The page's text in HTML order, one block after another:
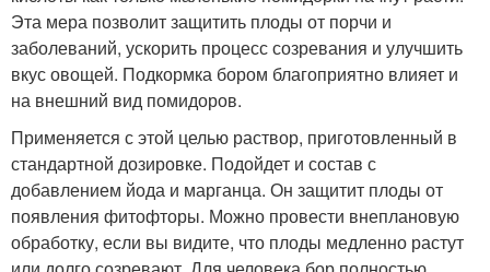
Эта мера позволит защитить плоды от порчи и
заболеваний, ускорить процесс созревания и улучшить
вкус овощей. Подкормка бором благоприятно влияет и
на внешний вид помидоров.
Применяется с этой целью раствор, приготовленный в
стандартной дозировке. Подойдет и состав с
добавлением йода и марганца. Он защитит плоды от
появления фитофторы. Можно провести внеплановую
обработку, если вы видите, что плоды медленно растут